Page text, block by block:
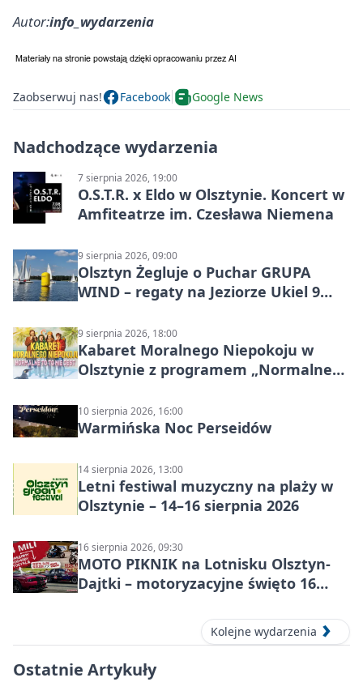
Autor:info_wydarzenia
Zaobserwuj nas! Facebook Google News
Nadchodzące wydarzenia
7 sierpnia 2026, 19:00
O.S.T.R. x Eldo w Olsztynie. Koncert w
Amfiteatrze im. Czesława Niemena
9 sierpnia 2026, 09:00
Olsztyn Żegluje o Puchar GRUPA
WIND – regaty na Jeziorze Ukiel 9
9 sierpnia 2026, 18:00
Kabaret Moralnego Niepokoju w
Olsztynie z programem „Normalne
10 sierpnia 2026, 16:00
Warmińska Noc Perseidów
14 sierpnia 2026, 13:00
Letni festiwal muzyczny na plaży w
Olsztynie – 14–16 sierpnia 2026
16 sierpnia 2026, 09:30
MOTO PIKNIK na Lotnisku Olsztyn-
Dajtki – motoryzacyjne święto 16
Kolejne wydarzenia
Ostatnie Artykuły